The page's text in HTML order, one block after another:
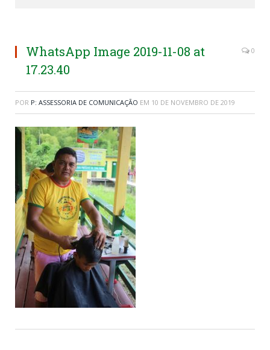
WhatsApp Image 2019-11-08 at
17.23.40
0
POR P: ASSESSORIA DE COMUNICAÇÃO EM 10 DE NOVEMBRO DE 2019